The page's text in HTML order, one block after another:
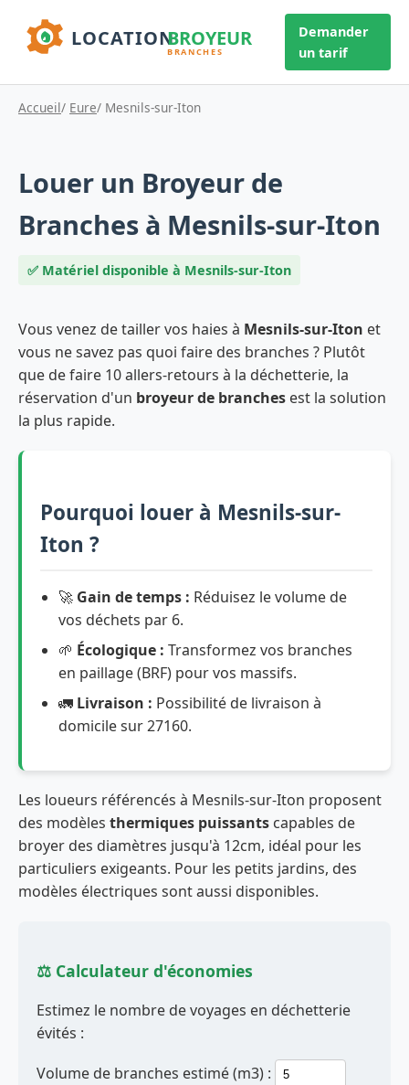
Demander
un tarif
Accueil/ Eure/ Mesnils-sur-Iton
Louer un Broyeur de
Branches à Mesnils-sur-Iton
✅ Matériel disponible à Mesnils-sur-Iton
Vous venez de tailler vos haies à Mesnils-sur-Iton et
vous ne savez pas quoi faire des branches ? Plutôt
que de faire 10 allers-retours à la déchetterie, la
réservation d'un broyeur de branches est la solution
la plus rapide.
Pourquoi louer à Mesnils-sur-
Iton ?
🚀 Gain de temps : Réduisez le volume de
vos déchets par 6.
🌱 Écologique : Transformez vos branches
en paillage (BRF) pour vos massifs.
🚛 Livraison : Possibilité de livraison à
domicile sur 27160.
Les loueurs référencés à Mesnils-sur-Iton proposent
des modèles thermiques puissants capables de
broyer des diamètres jusqu'à 12cm, idéal pour les
particuliers exigeants. Pour les petits jardins, des
modèles électriques sont aussi disponibles.
⚖️ Calculateur d'économies
Estimez le nombre de voyages en déchetterie
évités :
Volume de branches estimé (m3) :